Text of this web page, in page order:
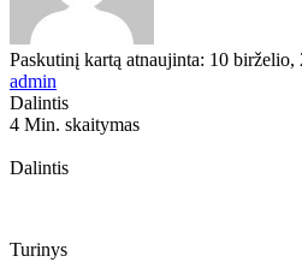
Paskutinį kartą atnaujinta: 10 birželio,
admin
Dalintis
4 Min. skaitymas
Dalintis
Turinys